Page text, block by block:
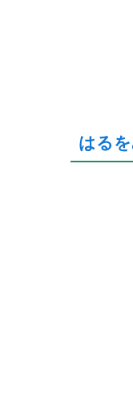
はる